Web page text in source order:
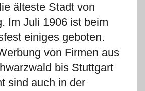
älteste Stadt von
Im Juli 1906 ist beim
einiges geboten.
von Firmen aus
bis Stuttgart
sind auch in der